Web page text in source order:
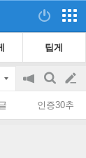
팁게
공
on/off
검
색
글
쓰
인증30추